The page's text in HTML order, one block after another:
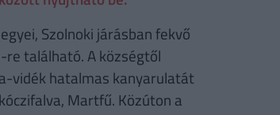
Szolnoki járásban fekvő
re található. A községtől
vidék hatalmas kanyarulatát
Martfű. Közúton a